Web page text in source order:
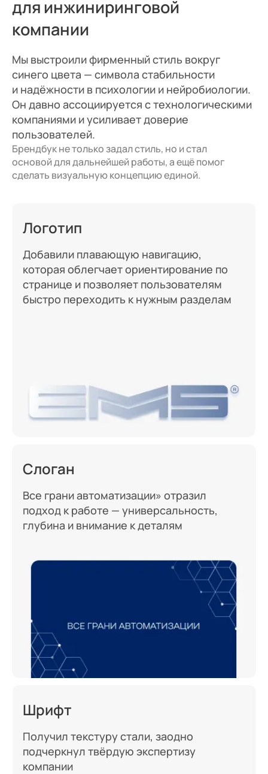
для инжиниринговой
компании
Мы выстроили фирменный стиль вокруг
синего цвета — символа стабильности
и надёжности в психологии и нейробиологии.
Он давно ассоциируется с технологическими
компаниями и усиливает доверие
пользователей.
Брендбук не только задал стиль, но и стал
основой для дальнейшей работы, а ещё помог
сделать визуальную концепцию единой.
Логотип
Добавили плавающую навигацию,
которая облегчает ориентирование по
странице и позволяет пользователям
быстро переходить к нужным разделам
Слоган
Все грани автоматизации» отразил
подход к работе — универсальность,
глубина и внимание к деталям
Шрифт
Получил текстуру стали, заодно
подчеркнул твёрдую экспертизу
компании